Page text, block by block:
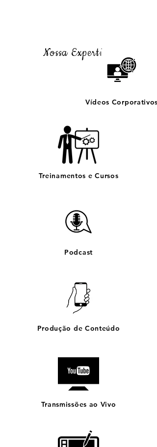
Nossa Expertise
Vídeos Corporativos
Treinamentos e Cursos
Podcast
Produção de Conteúdo
Transmissões ao Vivo